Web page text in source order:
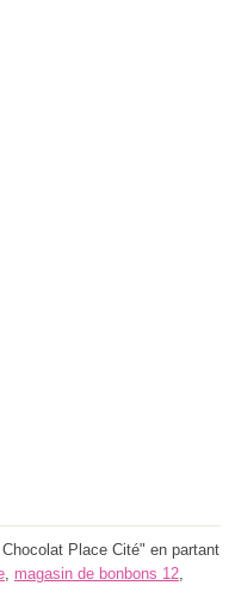
Place Cité" en partant
magasin de bonbons 12